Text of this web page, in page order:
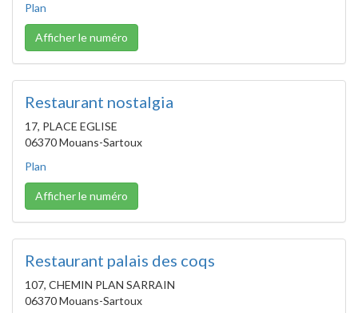
Plan
Afficher le numéro
Restaurant nostalgia
17, PLACE EGLISE
06370 Mouans-Sartoux
Plan
Afficher le numéro
Restaurant palais des coqs
107, CHEMIN PLAN SARRAIN
06370 Mouans-Sartoux